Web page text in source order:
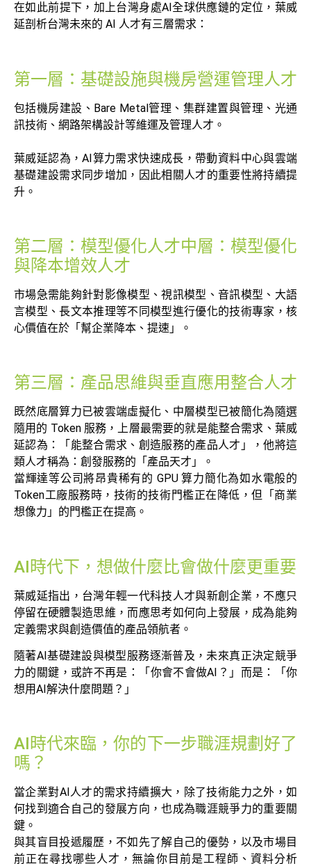
在如此前提下，加上台灣身處AI全球供應鏈的定位，葉威
延剖析台灣未來的 AI 人才有三層需求：
第一層：基礎設施與機房營運管理人才
包括機房建設、Bare Metal管理、集群建置與管理、光通
訊技術、網路架構設計等維運及管理人才。
葉威延認為，AI算力需求快速成長，帶動資料中心與雲端
基礎建設需求同步增加，因此相關人才的重要性將持續提
升。
第二層：模型優化人才中層：模型優化
與降本增效人才
市場急需能夠針對影像模型、視訊模型、音訊模型、大語
言模型、長文本推理等不同模型進行優化的技術專家，核
心價值在於「幫企業降本、提速」。
第三層：產品思維與垂直應用整合人才
既然底層算力已被雲端虛擬化、中層模型已被簡化為隨選
隨用的 Token 服務，上層最需要的就是能整合需求、葉威
延認為：「能整合需求、創造服務的產品人才」，他將這
類人才稱為：創發服務的「產品天才」。
當輝達等公司將昂貴稀有的 GPU 算力簡化為如水電般的
Token工廠服務時，技術的技術門檻正在降低，但「商業
想像力」的門檻正在提高。
AI時代下，想做什麼比會做什麼更重要
葉威延指出，台灣年輕一代科技人才與新創企業，不應只
停留在硬體製造思維，而應思考如何向上發展，成為能夠
定義需求與創造價值的產品領航者。
隨著AI基礎建設與模型服務逐漸普及，未來真正決定競爭
力的關鍵，或許不再是：「你會不會做AI？」而是：「你
想用AI解決什麼問題？」
AI時代來臨，你的下一步職涯規劃好了
嗎？
當企業對AI人才的需求持續擴大，除了技術能力之外，如
何找到適合自己的發展方向，也成為職涯競爭力的重要關
鍵。
與其盲目投遞履歷，不如先了解自己的優勢，以及市場目
前正在尋找哪些人才，無論你目前是工程師、資料分析